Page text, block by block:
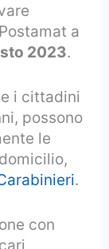
a
2023.
i cittadini
possono
le
.
con